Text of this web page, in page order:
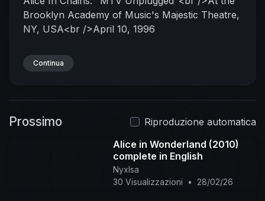
Brooklyn Academy of Music's Majestic Theatre,
NY, USA<br />April 10, 1996
Continua
Prossimo
Riproduzione automatica
Alice in Wonderland (2010)
complete in English
NyxIsa
30 Visualizzazioni
• 28/02/26